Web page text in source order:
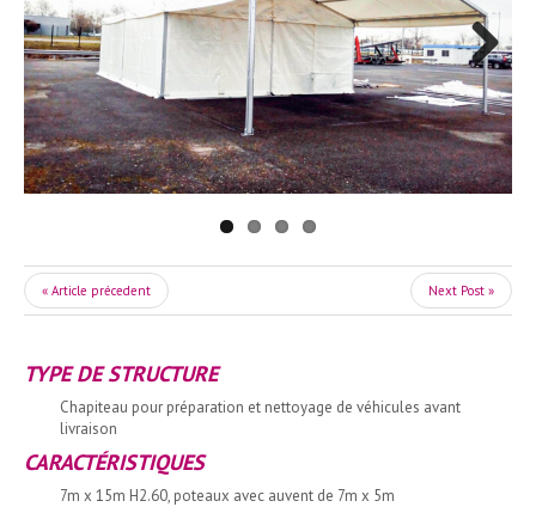
Next
« Article précedent Next Post »
TYPE DE STRUCTURE
Chapiteau pour préparation et nettoyage de véhicules avant
livraison
CARACTÉRISTIQUES
7m x 15m H2.60, poteaux avec auvent de 7m x 5m